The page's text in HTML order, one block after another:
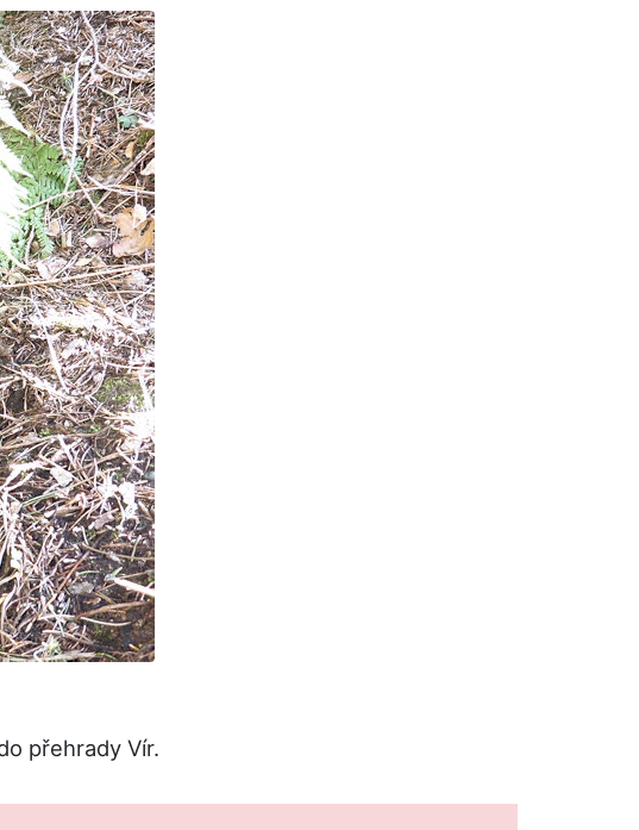
přehrady Vír.